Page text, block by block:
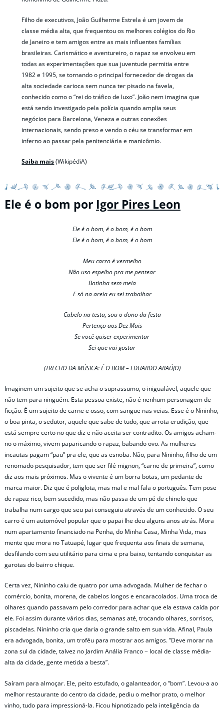
Filho de executivos, João Guilherme Estrela é um jovem de
classe média alta, que frequentou os melhores colégios do Rio
de Janeiro e tem amigos entre as mais influentes famílias
brasileiras. Carismático e aventureiro, o rapaz se envolveu em
todas as experimentações que sua juventude permitia entre
1982 e 1995, se tornando o principal fornecedor de drogas da
alta sociedade carioca sem nunca ter pisado na favela,
conhecido como o “rei do tráfico de luxo”. João nem imagina que
está sendo investigado pela polícia quando amplia seus
negócios para Barcelona, Veneza e outras conexões
internacionais, sendo preso e vendo o céu se transformar em
inferno ao passar pela penitenciária e manicômio.
Saiba mais(WikipédiA)
Ele é o bom por Igor Pires Leon
Ele é o bom, é o bom, é o bom
Ele é o bom, é o bom, é o bom
Meu carro é vermelho
Não uso espelho pra me pentear
Botinha sem meia
E só na areia eu sei trabalhar
Cabelo na testa, sou o dono da festa
Pertenço aos Dez Mais
Se você quiser experimentar
Sei que vai gostar
(TRECHO DA MÚSICA: É O BOM – EDUARDO ARAÚJO)
Imaginem um sujeito que se acha o suprassumo, o inigualável, aquele que
não tem para ninguém. Esta pessoa existe, não é nenhum personagem de
ficção. É um sujeito de carne e osso, com sangue nas veias. Esse é o Nininho,
o boa pinta, o sedutor, aquele que sabe de tudo, que arrota erudição, que
está sempre certo no que diz e não aceita ser contradito. Os amigos acham-
no o máximo, vivem paparicando o rapaz, babando ovo. As mulheres
incautas pagam “pau” pra ele, que as esnoba. Não, para Nininho, filho de um
renomado pesquisador, tem que ser filé mignon, “carne de primeira”, como
diz aos mais próximos. Mas o vivente é um borra botas, um pedante de
marca maior. Diz que é poliglota, mas mal e mal fala o português. Tem pose
de rapaz rico, bem sucedido, mas não passa de um pé de chinelo que
trabalha num cargo que seu pai conseguiu através de um conhecido. O seu
carro é um automóvel popular que o papai lhe deu alguns anos atrás. Mora
num apartamento financiado na Penha, do Minha Casa, Minha Vida, mas
mente que mora no Tatuapé, lugar que frequenta aos finais de semana,
desfilando com seu utilitário para cima e pra baixo, tentando conquistar as
garotas do bairro chique.
Certa vez, Nininho caiu de quatro por uma advogada. Mulher de fechar o
comércio, bonita, morena, de cabelos longos e encaracolados. Uma troca de
olhares quando passavam pelo corredor para achar que ela estava caída por
ele. Foi assim durante vários dias, semanas até, trocando olhares, sorrisos,
piscadelas. Nininho cria que daria o grande salto em sua vida. Afinal, Paula
era advogada, bonita, um troféu para mostrar aos amigos. “Deve morar na
zona sul da cidade, talvez no Jardim Anália Franco − local de classe média-
alta da cidade, gente metida a besta”.
Saíram para almoçar. Ele, peito estufado, o galanteador, o “bom”. Levou-a ao
melhor restaurante do centro da cidade, pediu o melhor prato, o melhor
vinho, tudo para impressioná-la. Ficou hipnotizado pela inteligência da